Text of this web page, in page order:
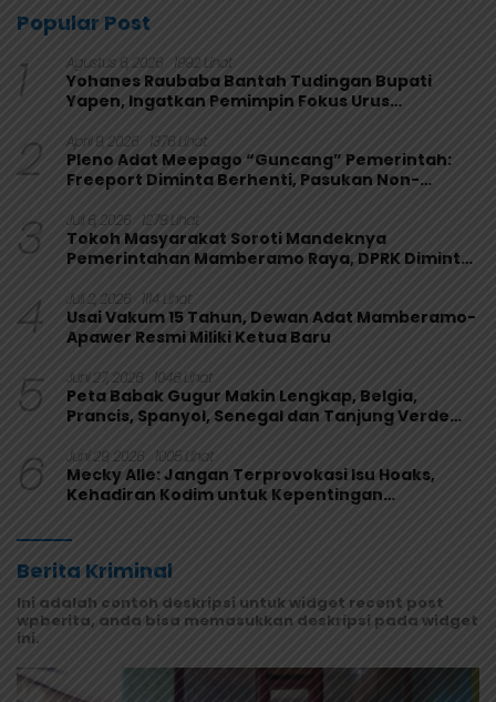
Popular Post
1 Agustus 6, 2026 1992 Lihat
Yohanes Raubaba Bantah Tudingan Bupati
Yapen, Ingatkan Pemimpin Fokus Urus
2 April 9, 2026 1376 Lihat
Pleno Adat Meepago “Guncang” Pemerintah:
Freeport Diminta Berhenti, Pasukan Non-
3 Juli 6, 2026 1278 Lihat
Tokoh Masyarakat Soroti Mandeknya
Pemerintahan Mamberamo Raya, DPRK Diminta
4 Juli 2, 2026 1114 Lihat
Usai Vakum 15 Tahun, Dewan Adat Mamberamo-
Apawer Resmi Miliki Ketua Baru
5 Juni 27, 2026 1046 Lihat
Peta Babak Gugur Makin Lengkap, Belgia,
Prancis, Spanyol, Senegal dan Tanjung Verde
6 Juni 29, 2026 1005 Lihat
Mecky Alle: Jangan Terprovokasi Isu Hoaks,
Kehadiran Kodim untuk Kepentingan
Berita Kriminal
Ini adalah contoh deskripsi untuk widget recent post
wpberita, anda bisa memasukkan deskripsi pada widget
ini.